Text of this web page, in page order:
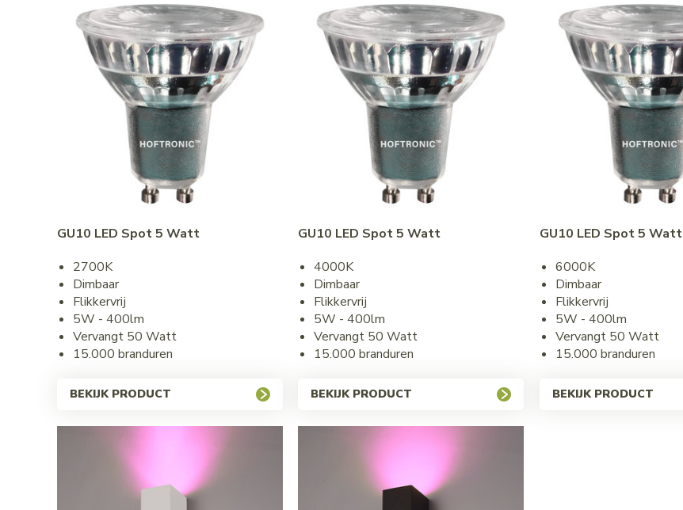
GU10 LED Spot 5 Watt
2700K
Dimbaar
Flikkervrij
5W - 400lm
Vervangt 50 Watt
15.000 branduren
BEKIJK PRODUCT
GU10 LED Spot 5 Watt
4000K
Dimbaar
Flikkervrij
5W - 400lm
Vervangt 50 Watt
15.000 branduren
BEKIJK PRODUCT
GU10 LED Spot 5 Watt
6000K
Dimbaar
Flikkervrij
5W - 400lm
Vervangt 50 Watt
15.000 branduren
BEKIJK PRODUCT